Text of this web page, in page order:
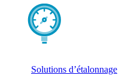
Solutions d’étalonnage